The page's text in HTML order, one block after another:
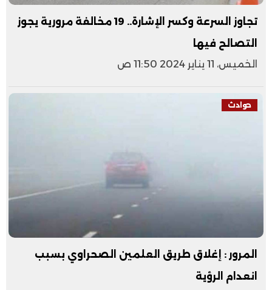
تجاوز السرعة وكسر الإشارة.. 19 مخالفة مرورية يجوز
التصالح فيها
الخميس، 11 يناير 2024 11:50 ص
حوادث
المرور : إغلاق طريق العلمين الصحراوي بسبب
انعدام الرؤية